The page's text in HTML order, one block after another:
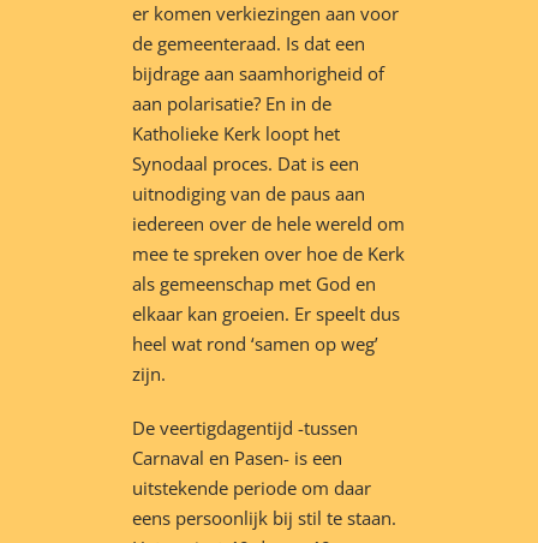
er komen verkiezingen aan voor
de gemeenteraad. Is dat een
bijdrage aan saamhorigheid of
aan polarisatie? En in de
Katholieke Kerk loopt het
Synodaal proces. Dat is een
uitnodiging van de paus aan
iedereen over de hele wereld om
mee te spreken over hoe de Kerk
als gemeenschap met God en
elkaar kan groeien. Er speelt dus
heel wat rond ‘samen op weg’
zijn.
De veertigdagentijd -tussen
Carnaval en Pasen- is een
uitstekende periode om daar
eens persoonlijk bij stil te staan.